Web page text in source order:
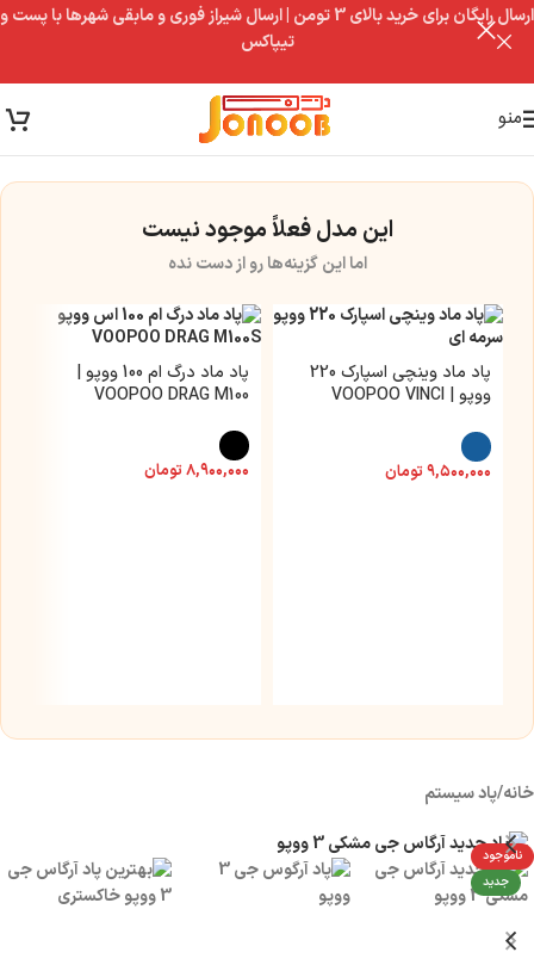
ارسال رایگان برای خرید بالای 3 تومن | ارسال شیراز فوری و مابقی شهرها با پست و
تیپاکس
منو
این مدل فعلاً موجود نیست
اما این گزینه‌ها رو از دست نده
پاد ماد وینچی اسپارک 220
ووپو | VOOPOO VINCI
۹,۵۰۰,۰۰۰ تومان
پاد ماد درگ ام 100 ووپو |
VOOPOO DRAG M100
۸,۹۰۰,۰۰۰ تومان
خانه/پاد سیستم
ناموجود
جدید